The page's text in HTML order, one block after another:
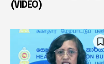
(VIDEO)